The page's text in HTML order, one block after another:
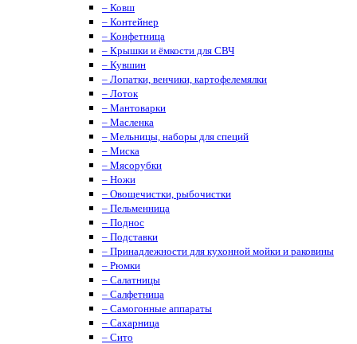
– Ковш
– Контейнер
– Конфетница
– Крышки и ёмкости для СВЧ
– Кувшин
– Лопатки, венчики, картофелемялки
– Лоток
– Мантоварки
– Масленка
– Мельницы, наборы для специй
– Миска
– Мясорубки
– Ножи
– Овощечистки, рыбочистки
– Пельменница
– Поднос
– Подставки
– Принадлежности для кухонной мойки и раковины
– Рюмки
– Салатницы
– Салфетница
– Самогонные аппараты
– Сахарница
– Сито